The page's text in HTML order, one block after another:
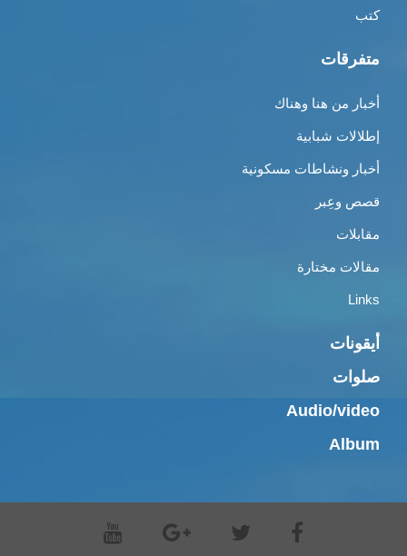
كتب
متفرقات
أخبار من هنا وهناك
إطلالات شبابية
أخبار ونشاطات مسكونية
قصص وعِبر
مقابلات
مقالات مختارة
Links
أيقونات
صلوات
Audio/video
Album